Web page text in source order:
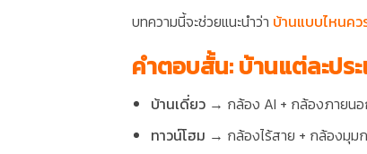
บทความนี้จะช่วยแนะนำว่า บ้านแบบไหนค
คำตอบสั้น: บ้านแต่ละปร
บ้านเดี่ยว→ กล้อง AI + กล้องภายนอ
ทาวน์โฮม → กล้องไร้สาย + กล้องมุม